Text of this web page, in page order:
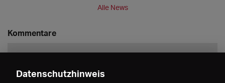
Alle News
Kommentare
Datenschutzhinweis